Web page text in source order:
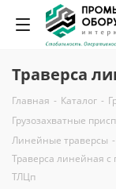
Траверса
Главная - Каталог -
Грузозахватные
Линейные траверсы -
Траверса линейная
ТЛЦп